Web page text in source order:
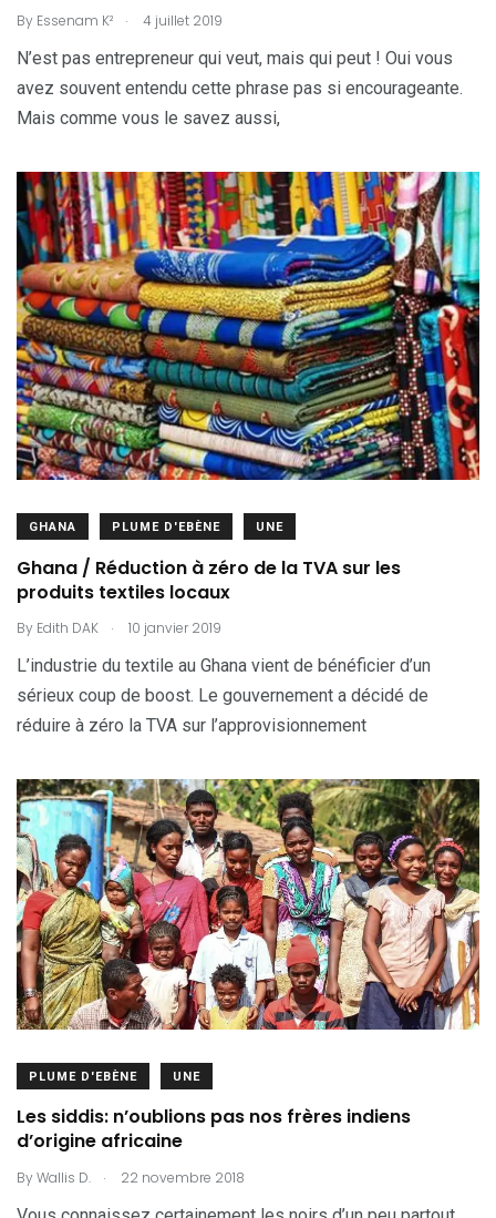
By Essenam K² . 4 juillet 2019
N’est pas entrepreneur qui veut, mais qui peut ! Oui vous
avez souvent entendu cette phrase pas si encourageante.
Mais comme vous le savez aussi,
GHANA PLUME D'EBÈNE UNE
Ghana / Réduction à zéro de la TVA sur les
produits textiles locaux
By Edith DAK . 10 janvier 2019
L’industrie du textile au Ghana vient de bénéficier d’un
sérieux coup de boost. Le gouvernement a décidé de
réduire à zéro la TVA sur l’approvisionnement
PLUME D'EBÈNE UNE
Les siddis: n’oublions pas nos frères indiens
d’origine africaine
ByWallis D. . 22 novembre 2018